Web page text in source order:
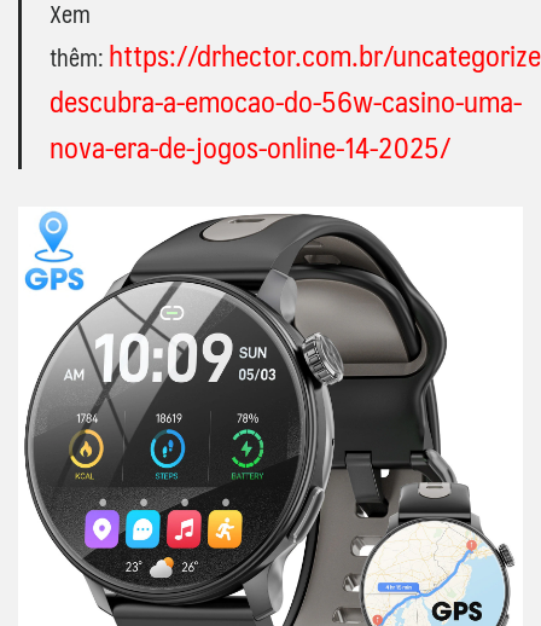
Xem
thêm:https://drhector.com.br/
descubra-a-emocao-do-56w-casino-uma-
nova-era-de-jogos-online-14-2025/